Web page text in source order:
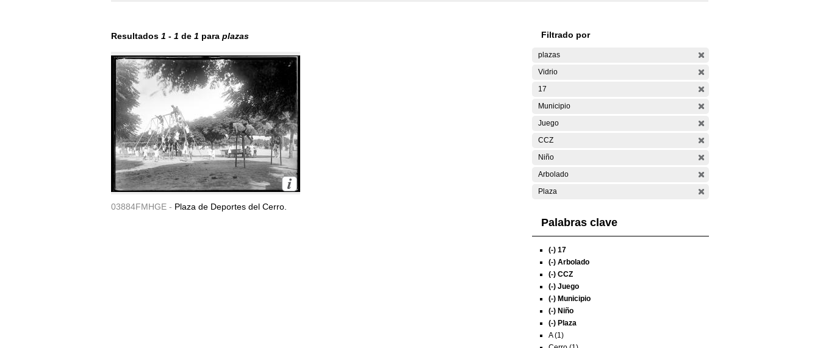
Resultados 1 - 1 de 1 para plazas
03884FMHGE - Plaza de Deportes del Cerro.
Filtrado por
plazas
Vidrio
17
Municipio
Juego
CCZ
Niño
Arbolado
Plaza
Palabras clave
(-) 17
(-) Arbolado
(-) CCZ
(-) Juego
(-) Municipio
(-) Niño
(-) Plaza
A (1)